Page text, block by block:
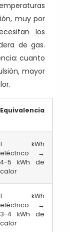
muy por
los
de gas.
cuanto
mayor
Equivalencia
1 kWh
eléctrico →
4-5 kWh de
calor
1 kWh
eléctrico →
3-4 kWh de
calor